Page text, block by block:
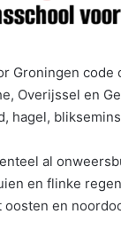
Groningen
Overijssel en
hagel,
al
en flinke
en